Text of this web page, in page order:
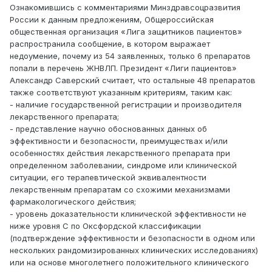
Ознакомившись с комментариями Минздравсоцразвития
России к данным предложениям, Общероссийская
общественная организация «Лига защитников пациентов»
распространила сообщение, в котором выражает
недоумение, почему из 54 заявленных, только 6 препаратов
попали в перечень ЖНВЛП. Президент «Лиги пациентов»
Александр Саверский считает, что остальные 48 препаратов
также соответствуют указанным критериям, таким как:
- наличие государственной регистрации и производителя
лекарственного препарата;
- представление научно обоснованных данных об
эффективности и безопасности, преимуществах и/или
особенностях действия лекарственного препарата при
определенном заболевании, синдроме или клинической
ситуации, его терапевтической эквивалентности
лекарственным препаратам со схожими механизмами
фармакологического действия;
- уровень доказательности клинической эффективности не
ниже уровня С по Оксфордской классификации
(подтверждение эффективности и безопасности в одном или
нескольких рандомизированных клинических исследованиях)
или на основе многолетнего положительного клинического